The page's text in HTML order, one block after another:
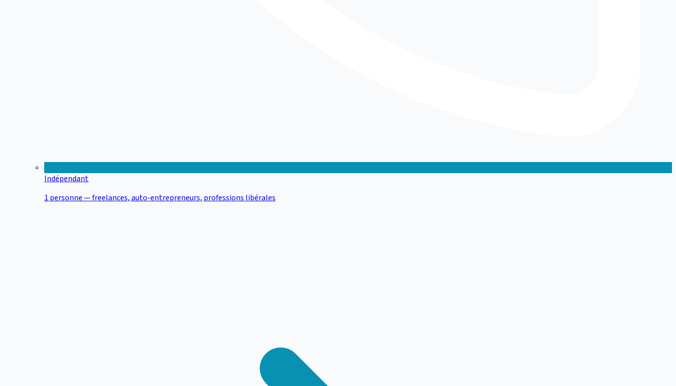
Indépendant
1 personne — freelances, auto-entrepreneurs, professions libérales